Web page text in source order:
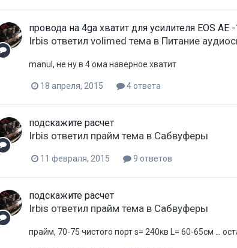
провода на 4ga хватит для усилителя EOS AE
Irbis ответил volimed тема в Питание
manul, не ну в 4 ома наверное хватит
18 апреля, 2015 4 ответа
подскажите расчет
Irbis ответил прайм тема в Сабвуферы
11 февраля, 2015 9 ответов
подскажите расчет
Irbis ответил прайм тема в Сабвуферы
прайм, 70-75 чистого порт s= 240кв L= 60-65см ...